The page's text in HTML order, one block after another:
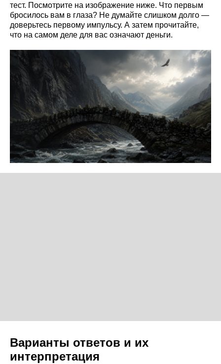
тест. Посмотрите на изображение ниже. Что первым
бросилось вам в глаза? Не думайте слишком долго —
доверьтесь первому импульсу. А затем прочитайте,
что на самом деле для вас означают деньги.
Варианты ответов и их
интерпретация